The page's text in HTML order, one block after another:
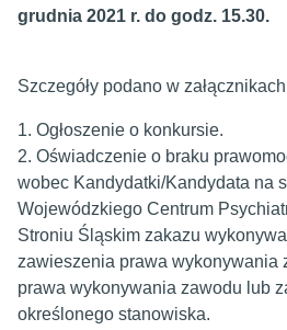
grudnia 2021 r. do godz. 15.30.
Szczegóły podano w
1. Ogłoszenie o konkursie.
2. Oświadczenie o braku
wobec Kandydatki/Kandydata na
Wojewódzkiego Centrum
Stroniu Śląskim zakazu
zawieszenia prawa wykonywania
prawa wykonywania zawodu lub
określonego stanowiska.